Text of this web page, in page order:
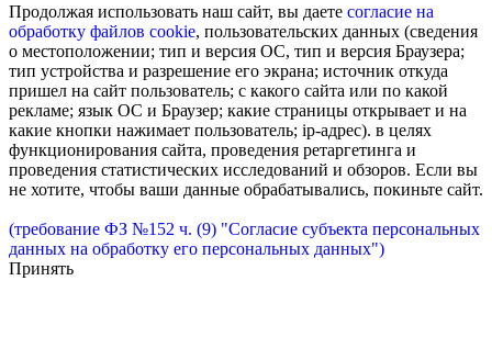
Продолжая использовать наш сайт, вы даете согласие на
обработку файлов cookie, пользовательских данных (сведения
о местоположении; тип и версия ОС, тип и версия Браузера;
тип устройства и разрешение его экрана; источник откуда
пришел на сайт пользователь; с какого сайта или по какой
рекламе; язык ОС и Браузер; какие страницы открывает и на
какие кнопки нажимает пользователь; ip-адрес). в целях
функционирования сайта, проведения ретаргетинга и
проведения статистических исследований и обзоров. Если вы
не хотите, чтобы ваши данные обрабатывались, покиньте сайт.
(требование ФЗ №152 ч. (9) "Согласие субъекта персональных
данных на обработку его персональных данных")
Принять